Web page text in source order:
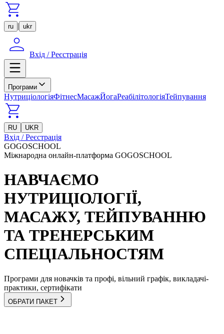
ru | ukr
Вхід / Реєстрація
Програми
НутриціологіяФітнесМасажЙогаРеабілітологіяТейпування
RU UKR
Вхід / Реєстрація
GOGOSCHOOL
Міжнародна онлайн-платформа GOGOSCHOOL
НАВЧАЄМО
НУТРИЦІОЛОГІЇ,
МАСАЖУ, ТЕЙПУВАННЮ
ТА ТРЕНЕРСЬКИМ
СПЕЦІАЛЬНОСТЯМ
Програми для новачків та профі, вільний графік, викладачі-
практики, сертифікати
ОБРАТИ ПАКЕТ